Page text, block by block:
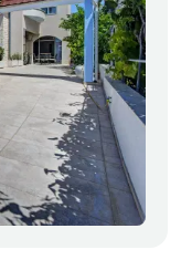
lijepim
na more
jako
i pripremili
usluga.